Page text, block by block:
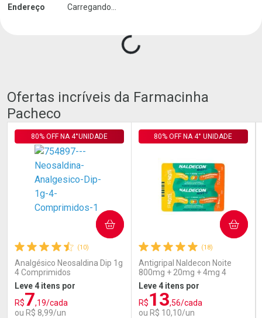
Endereço Carregando...
Carregando produtos do seller...
Ofertas incríveis da Farmacinha
Pacheco
(10)
Analgésico Neosaldina Dip 1g
4 Comprimidos
80% OFF NA 4°UNIDADE
Leve 4 itens por
R$7,19/cada
ou R$ 8,99/un
COMPRAR
(18)
Antigripal Naldecon Noite
800mg + 20mg + 4mg 4
comprimidos
80% OFF NA 4° UNIDADE
Leve 4 itens por
R$13,56/cada
ou R$ 10,10/un
COMPRAR